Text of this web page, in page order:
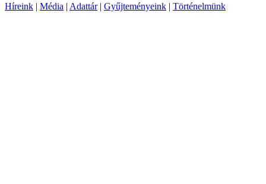
Híreink | Média | Adattár| Gyűjteményeink | Történelmünk